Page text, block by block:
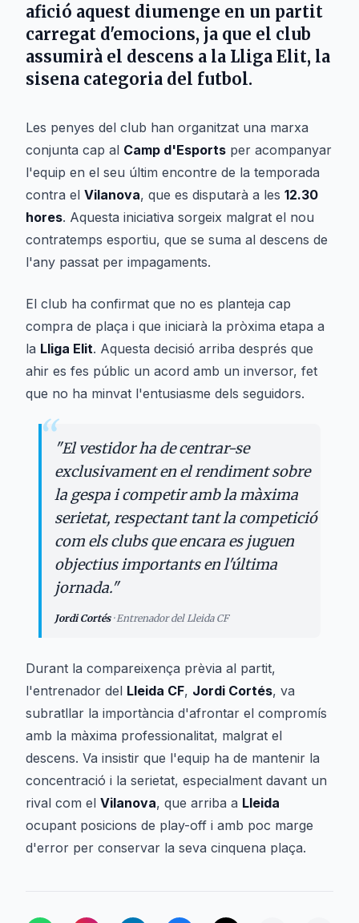
afició aquest diumenge en un partit
carregat d'emocions, ja que el club
assumirà el descens a la Lliga Elit, la
sisena categoria del futbol.
Les penyes del club han organitzat una marxa
conjunta cap al Camp d'Esports per acompanyar
l'equip en el seu últim encontre de la temporada
contra el Vilanova, que es disputarà a les 12.30
hores. Aquesta iniciativa sorgeix malgrat el nou
contratemps esportiu, que se suma al descens de
l'any passat per impagaments.
El club ha confirmat que no es planteja cap
compra de plaça i que iniciarà la pròxima etapa a
la Lliga Elit. Aquesta decisió arriba després que
ahir es fes públic un acord amb un inversor, fet
que no ha minvat l'entusiasme dels seguidors.
“"El vestidor ha de centrar-se
exclusivament en el rendiment sobre
la gespa i competir amb la màxima
serietat, respectant tant la competició
com els clubs que encara es juguen
objectius importants en l'última
jornada."
Jordi Cortés·Entrenador del Lleida CF
Durant la compareixença prèvia al partit,
l'entrenador del Lleida CF, Jordi Cortés, va
subratllar la importància d'afrontar el compromís
amb la màxima professionalitat, malgrat el
descens. Va insistir que l'equip ha de mantenir la
concentració i la serietat, especialment davant un
rival com el Vilanova, que arriba a Lleida
ocupant posicions de play-off i amb poc marge
d'error per conservar la seva cinquena plaça.